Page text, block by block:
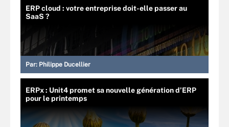
ERP cloud : votre entreprise doit-elle passer au
SaaS ?
Par: Philippe Ducellier
ERPx : Unit4 promet sa nouvelle génération d’ERP
pour le printemps